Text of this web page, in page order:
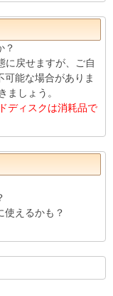
？
戻せますが、ご自
能な場合がありま
ましょう。
ディスクは消耗品で
使えるかも？